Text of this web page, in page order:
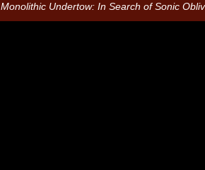
Monolithic Undertow: In Search of Sonic